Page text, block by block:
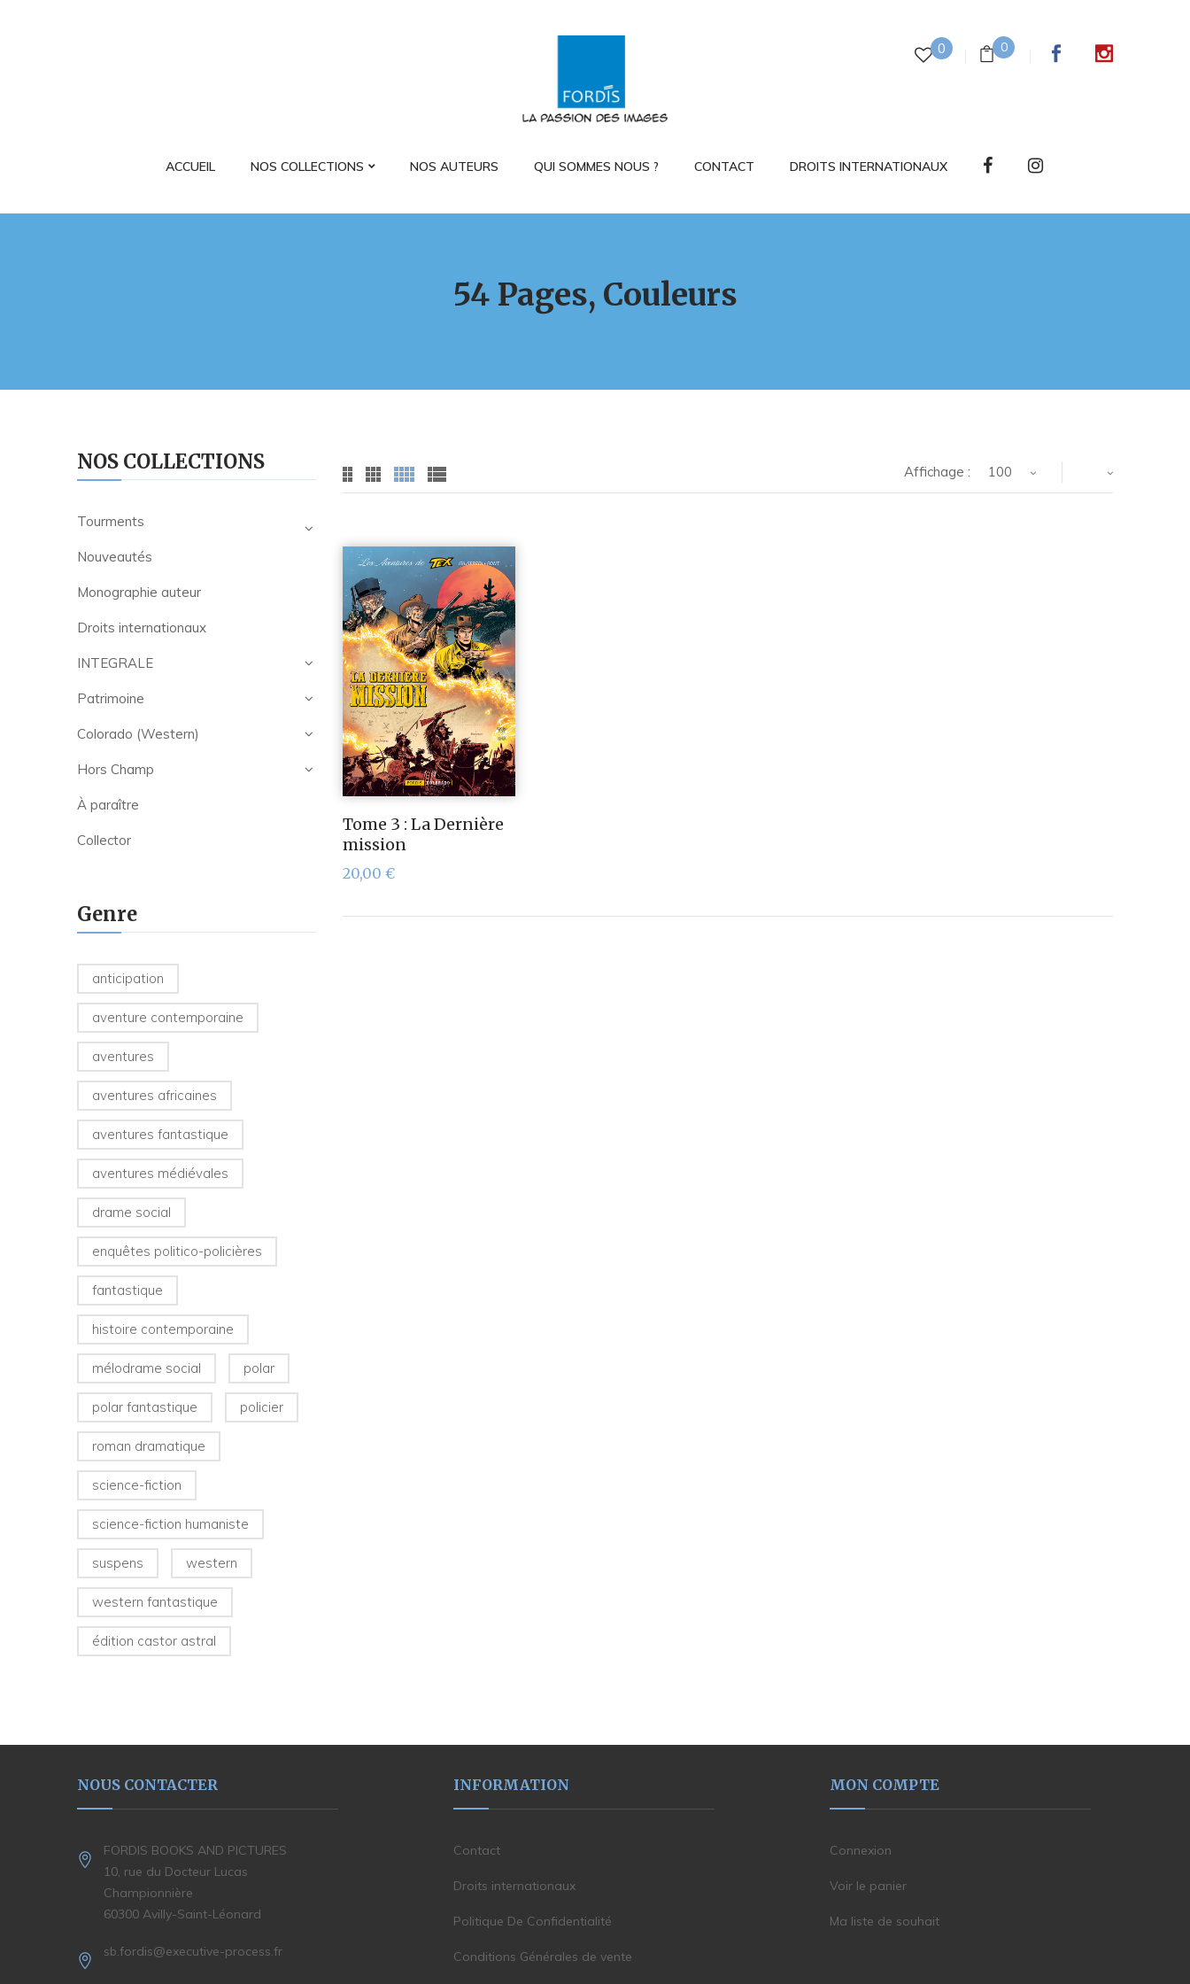
0 0
ACCUEIL NOS COLLECTIONS NOS AUTEURS QUI SOMMES NOUS ? CONTACT DROITS INTERNATIONAUX
54 Pages, Couleurs
NOS COLLECTIONS
Tourments
Nouveautés
Monographie auteur
Droits internationaux
INTEGRALE
Patrimoine
Colorado (Western)
Hors Champ
À paraître
Collector
Genre
anticipation
aventure contemporaine
aventures
aventures africaines
aventures fantastique
aventures médiévales
drame social
enquêtes politico-policières
fantastique
histoire contemporaine
mélodrame social polar
polar fantastique policier
roman dramatique
science-fiction
science-fiction humaniste
suspens western
western fantastique
édition castor astral
Affichage : 100
Tome 3 : La Dernière
mission
20,00 €
NOUS CONTACTER
FORDIS BOOKS AND PICTURES
10, rue du Docteur Lucas
Championnière
60300 Avilly-Saint-Léonard
sb.fordis@executive-process.fr
INFORMATION
Contact
Droits internationaux
Politique De Confidentialité
Conditions Générales de vente
MON COMPTE
Connexion
Voir le panier
Ma liste de souhait